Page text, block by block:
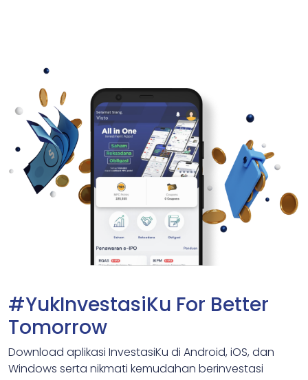
#YukInvestasiKu For Better
Tomorrow
Download aplikasi InvestasiKu di Android, iOS, dan
Windows serta nikmati kemudahan berinvestasi